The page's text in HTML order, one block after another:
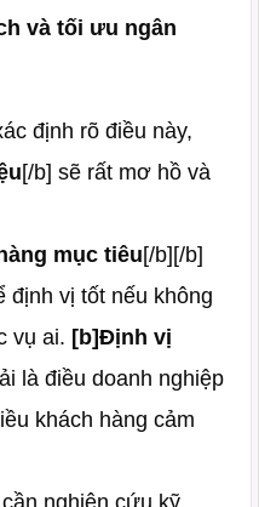
và tối ưu ngân
định rõ điều này,
[/b] sẽ rất mơ hồ và
mục tiêu[/b][/b]
định vị tốt nếu không
vụ ai. [b]Định vị
là điều doanh nghiệp
khách hàng cảm
nghiên cứu kỹ